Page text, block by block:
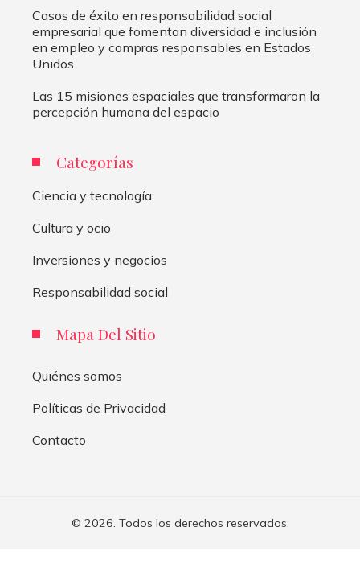
Casos de éxito en responsabilidad social
empresarial que fomentan diversidad e inclusión
en empleo y compras responsables en Estados
Unidos
Las 15 misiones espaciales que transformaron la
percepción humana del espacio
Categorías
Ciencia y tecnología
Cultura y ocio
Inversiones y negocios
Responsabilidad social
Mapa Del Sitio
Quiénes somos
Políticas de Privacidad
Contacto
© 2026. Todos los derechos reservados.